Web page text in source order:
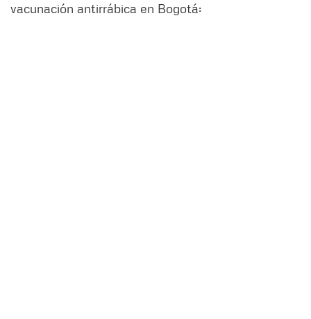
vacunación antirrábica en Bogotá: